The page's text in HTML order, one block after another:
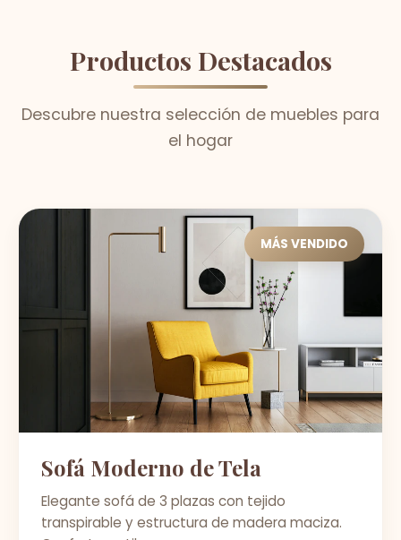
Productos Destacados
Descubre nuestra selección de muebles para
el hogar
MÁS VENDIDO
Sofá Moderno de Tela
Elegante sofá de 3 plazas con tejido
transpirable y estructura de madera maciza.